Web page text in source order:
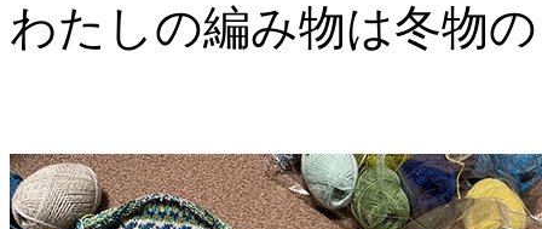
わたしの編み物は冬物